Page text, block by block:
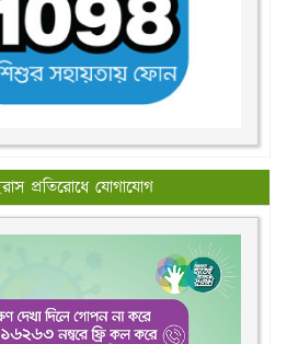
প্রতিরোধে যোগাযোগ